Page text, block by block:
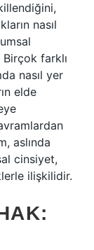
nasıl
Birçok farklı
nasıl yer
elde
aslında
cinsiyet,
ilişkilidir.